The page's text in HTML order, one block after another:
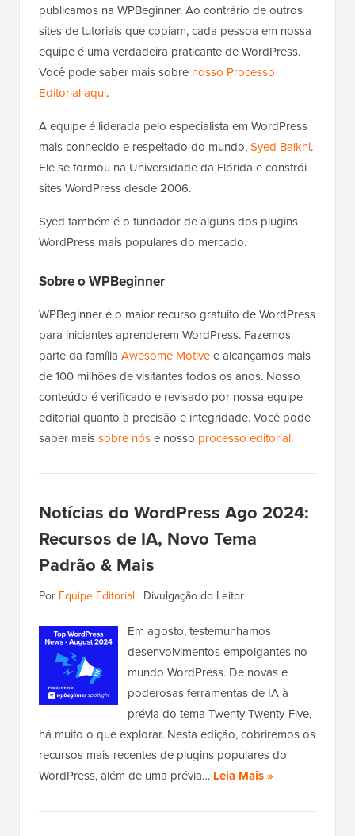
publicamos na WPBeginner. Ao contrário de outros
sites de tutoriais que copiam, cada pessoa em nossa
equipe é uma verdadeira praticante de WordPress.
Você pode saber mais sobre nosso Processo
Editorial aqui.
A equipe é liderada pelo especialista em WordPress
mais conhecido e respeitado do mundo,Syed Balkhi.
Ele se formou na Universidade da Flórida e constrói
sites WordPress desde 2006.
Syed também é o fundador de alguns dos plugins
WordPress mais populares do mercado.
Sobre o WPBeginner
WPBeginner é o maior recurso gratuito de WordPress
para iniciantes aprenderem WordPress. Fazemos
parte da família Awesome Motivee alcançamos mais
de 100 milhões de visitantes todos os anos. Nosso
conteúdo é verificado e revisado por nossa equipe
editorial quanto à precisão e integridade. Você pode
saber maissobre nóse nosso processo editorial.
Notícias do WordPress Ago 2024:
Recursos de IA, Novo Tema
Padrão & Mais
Por Equipe Editorial | Divulgação do Leitor
Em agosto, testemunhamos
desenvolvimentos empolgantes no
mundo WordPress. De novas e
poderosas ferramentas de IA à
prévia do tema Twenty Twenty-Five,
há muito o que explorar. Nesta edição, cobriremos os
recursos mais recentes de plugins populares do
WordPress, além de uma prévia… Leia Mais »